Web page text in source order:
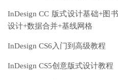
InDesign CC 版式设计基础+图
设计+数据合并+基线网格
InDesign CS6入门到高级教程
InDesign CS5创意版式设计教程